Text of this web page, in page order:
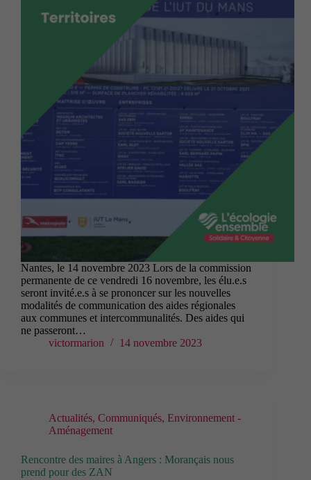
Nantes, le 14 novembre 2023 Lors de la commission
permanente de ce vendredi 16 novembre, les élu.e.s
seront invité.e.s à se prononcer sur les nouvelles
modalités de communication des aides régionales
aux communes et intercommunalités. Des aides qui
ne passeront…
victormarion
14 novembre 2023
Actualités, Communiqués, Environnement -
Aménagement
Rencontre des maires à Angers : Morançais nous
prend pour des ZAN